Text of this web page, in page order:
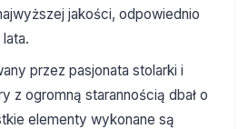
jakości, odpowiednio
przez pasjonata stolarki i
z ogromną starannością dbał o
elementy wykonane są